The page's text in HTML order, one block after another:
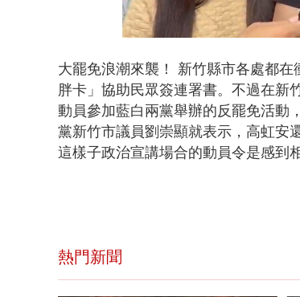
42.33%
大罷免浪潮來襲！ 新竹縣市各處都
胖卡」協助民眾簽連署書。不過在新
動員參加藍白兩黨舉辦的反罷免活動
黨新竹市議員劉崇顯就表示，高虹安
這樣子政治宣講場合的動員令是感到
熱門新聞